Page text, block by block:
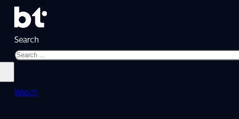
Search
Watch